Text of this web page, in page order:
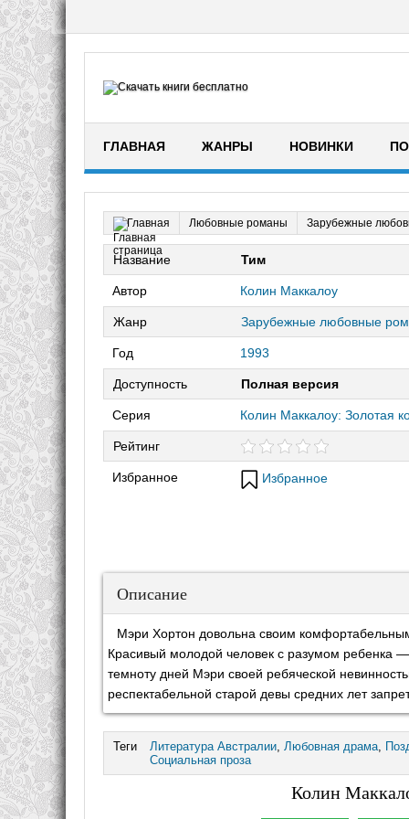
ГЛАВНАЯ ЖАНРЫ НОВИНКИ
Главная Любовные романы Зарубежные
Название Тим
Автор Колин Маккалоу
Жанр Зарубежные любовные
Год 1993
Доступность Полная версия
Серия Колин Маккалоу: Золотая
Рейтинг
Избранное Избранное
Описание
Мэри Хортон довольна своим
Красивый молодой человек с разумом ребенка
темноту дней Мэри своей ребяческой
респектабельной старой девы средних лет
Теги Литература Австралии Любовная драма
Социальная проза
Колин